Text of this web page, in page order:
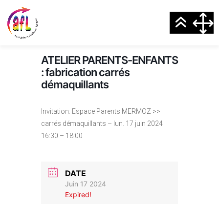
ATELIER PARENTS-ENFANTS
: fabrication carrés
démaquillants
Invitation: Espace Parents MERMOZ >>
carrés démaquillants – lun. 17 juin 2024
16:30 – 18:00
DATE
Juin 17 2024
Expired!